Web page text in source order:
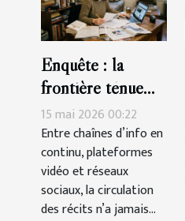
Enquête : la
frontière ténue
entre information,
culture et
manipulation
15 mai 2026 00:22
Entre chaînes d’info en
continu, plateformes
vidéo et réseaux
sociaux, la circulation
des récits n’a jamais...